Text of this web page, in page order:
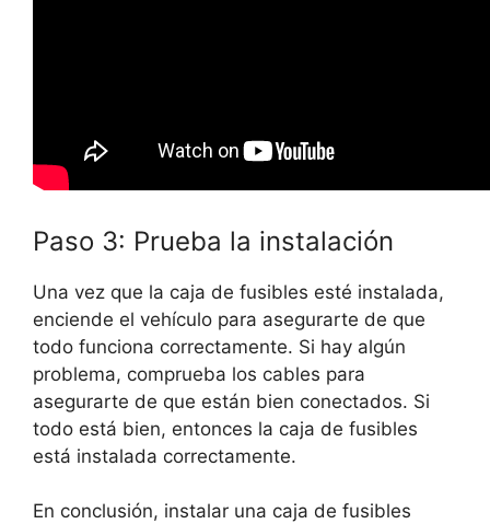
Paso 3: Prueba la instalación
Una vez que la caja de fusibles esté instalada,
enciende el vehículo para asegurarte de que
todo funciona correctamente. Si hay algún
problema, comprueba los cables para
asegurarte de que están bien conectados. Si
todo está bien, entonces la caja de fusibles
está instalada correctamente.
En conclusión, instalar una caja de fusibles